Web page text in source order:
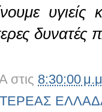
δυνατές
στις 8:30:00